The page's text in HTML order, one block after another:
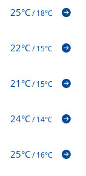
25°C/18°C
22°C/15°C
21°C/15°C
24°C/14°C
25°C/16°C